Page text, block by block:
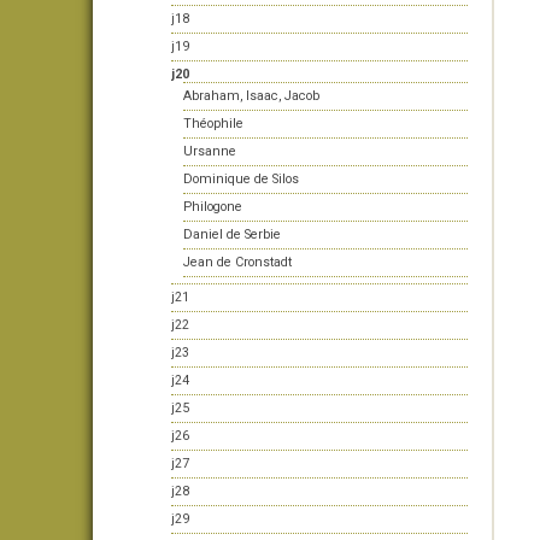
j18
j19
j20
Abraham, Isaac, Jacob
Théophile
Ursanne
Dominique de Silos
Philogone
Daniel de Serbie
Jean de Cronstadt
j21
j22
j23
j24
j25
j26
j27
j28
j29